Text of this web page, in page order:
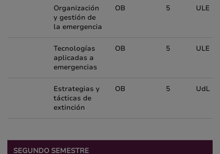
Organización
y gestión de
la emergencia
OB 5 ULE
Tecnologías
aplicadas a
emergencias
OB 5 ULE
Estrategias y
tácticas de
extinción
OB 5 UdL
SEGUNDO SEMESTRE